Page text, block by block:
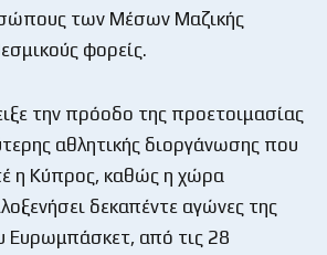
των Μέσων Μαζικής
φορείς.
την πρόοδο της προετοιμασίας
αθλητικής διοργάνωσης που
η Κύπρος, καθώς η χώρα
δεκαπέντε αγώνες της
Ευρωμπάσκετ, από τις 28